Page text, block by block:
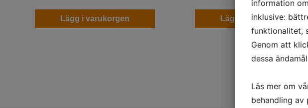
Lägg i varukorgen Lägg i varukorgen
information
inklusive:
funktionalitet,
Genom att
dessa
Läs mer om
behandling